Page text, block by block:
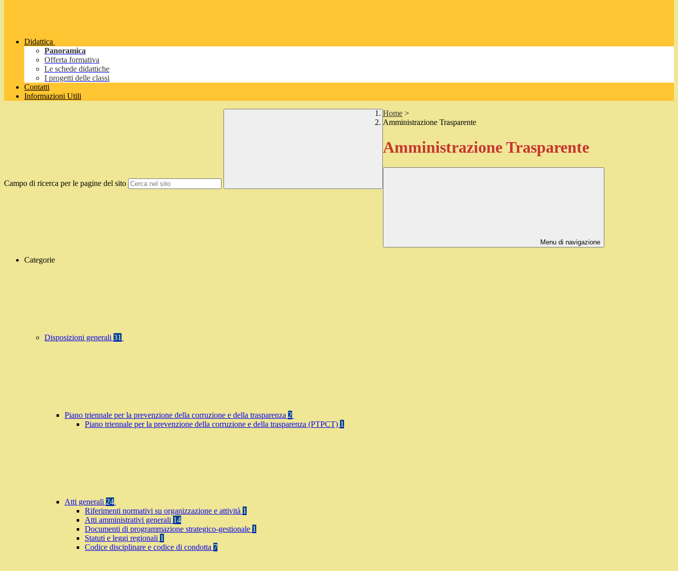
Didattica
Panoramica
Offerta formativa
Le schede didattiche
I progetti delle classi
Contatti
Informazioni Utili
Campo di ricerca per le pagine del sito
Home >
Amministrazione Trasparente
Amministrazione Trasparente
Menu di navigazione
Categorie
Disposizioni generali 31
Piano triennale per la prevenzione della corruzione e della trasparenza 2
Piano triennale per la prevenzione della corruzione e della trasparenza (PTPCT) 1
Atti generali 24
Riferimenti normativi su organizzazione e attività 1
Atti amministrativi generali 14
Documenti di programmazione strategico-gestionale 1
Statuti e leggi regionali 1
Codice disciplinare e codice di condotta 7